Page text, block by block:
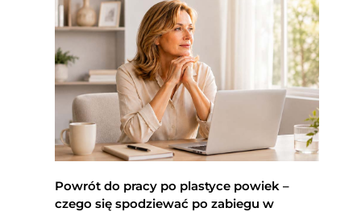
Powrót do pracy po plastyce powiek –
czego się spodziewać po zabiegu w